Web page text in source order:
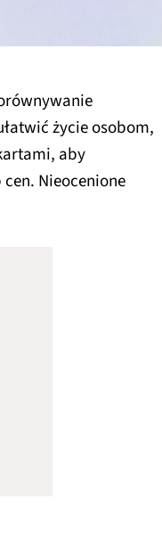
życie osobom,
aby
Nieocenione